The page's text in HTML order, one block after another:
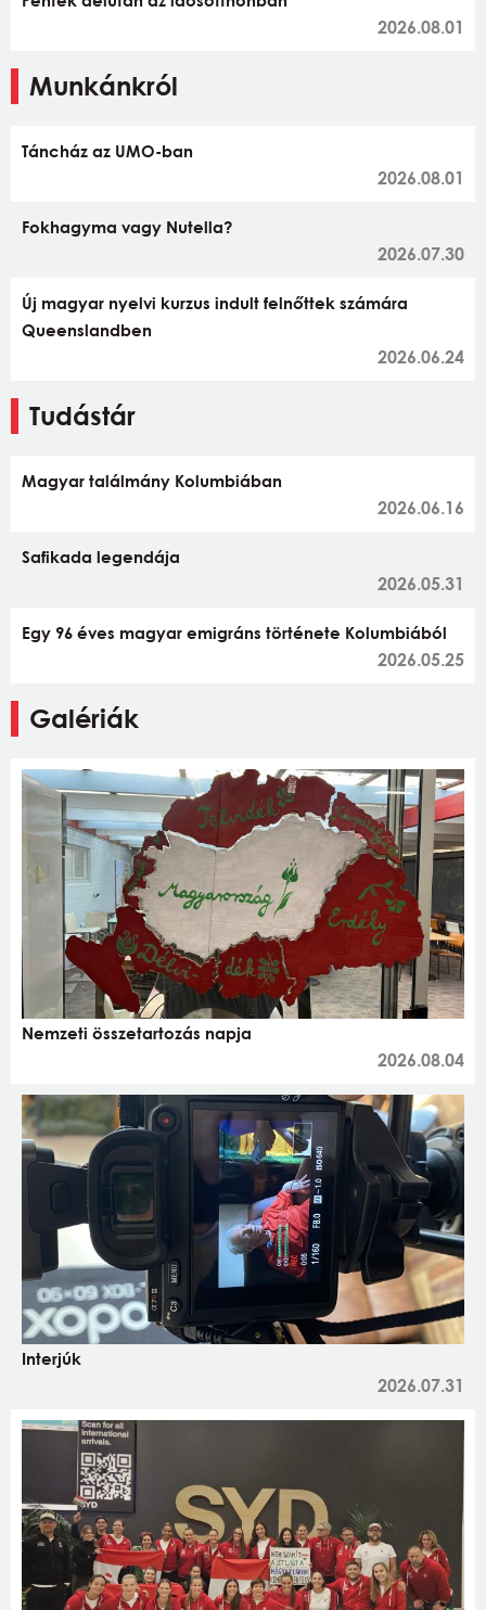
2026.08.01
Munkánkról
Táncház az UMO-ban
2026.08.01
Fokhagyma vagy Nutella?
2026.07.30
Új magyar nyelvi kurzus indult felnőttek számára
Queenslandben
2026.06.24
Tudástár
Magyar találmány Kolumbiában
2026.06.16
Safikada legendája
2026.05.31
Egy 96 éves magyar emigráns története Kolumbiából
2026.05.25
Galériák
Nemzeti összetartozás napja
2026.08.04
Interjúk
2026.07.31